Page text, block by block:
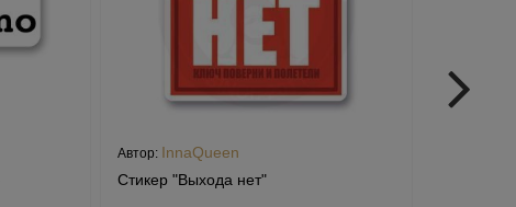
Автор: InnaQueen
Стикер "Выхода нет"